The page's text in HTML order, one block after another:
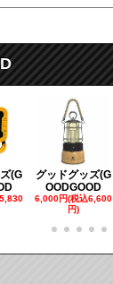
(G
グッドグッズ(G
OODGOOD
6,000円(税込6,600
円)